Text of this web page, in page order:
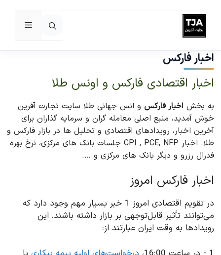
پرش
به
محتوا
فهرست
اخبار فارکس
اخبار اقتصادی فارکس و اونس طلا
به بخش اخبار فارکس و انس جهانی طلا سایت تجارت آفرین
خوش آمدید، منبع اصلی معامله گران و سرمایه گذاران برای
آخرین اخبار، رویدادهای اقتصادی و تحلیل ها در بازار فارکس و
طلا. اخبار CPI , PCE, NFP جلسات بانک های مرکزی، نرخ بهره
فدرال رزرو و دیگر بانک های مرکزی و ….
اخبار فارکس امروز
در تقویم اقتصادی امروز 1 خبر بسیار مهم وجود دارد که
می‌توانند تأثیر قابل‌توجهی بر بازار داشته باشند. این
رویدادها به وقت ایران عبارتند از: